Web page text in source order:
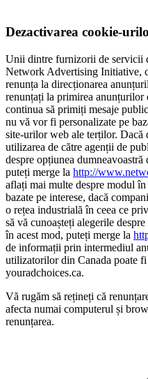
Dezactivarea cookie-
Unii dintre furnizorii de servicii
Network Advertising Initiative,
renunța la direcționarea
renunțați la primirea anunțurilor
continua să primiți mesaje
nu vă vor fi personalizate pe
site-urilor web ale terților.
utilizarea de către agenții de
despre opțiunea
puteți merge la http://
aflați mai multe despre modul
bazate pe interese, dacă
o rețea industrială în ceea ce
să vă cunoașteți alegerile
în acest mod, puteți merge la
de informații prin intermediul
utilizatorilor din Canada poate
youradchoices.ca.
Vă rugăm să rețineți că
afecta numai computerul și
renunțarea.